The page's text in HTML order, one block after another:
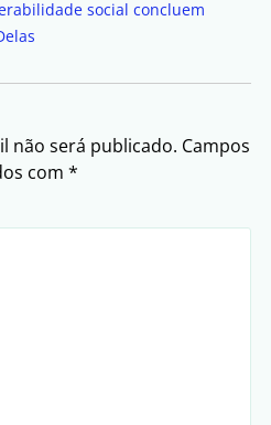
social concluem
não será publicado. Campos
com *